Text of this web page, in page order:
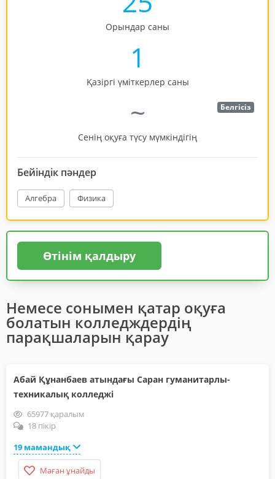
Орындар саны
1
Қазіргі үміткерлер саны
~
Сенің оқуға түсу мүмкіндігің
Белгісіз
Бейіндік пәндер
Алгебра Физика
Өтінім қалдыру
Немесе сонымен қатар оқуға
болатын колледждердің
парақшаларын қарау
Абай Құнанбаев атындағы Саран гуманитарлы-
техникалық колледжі
65977 қаралым
18 пікір
19 мамандық
Маған ұнайды